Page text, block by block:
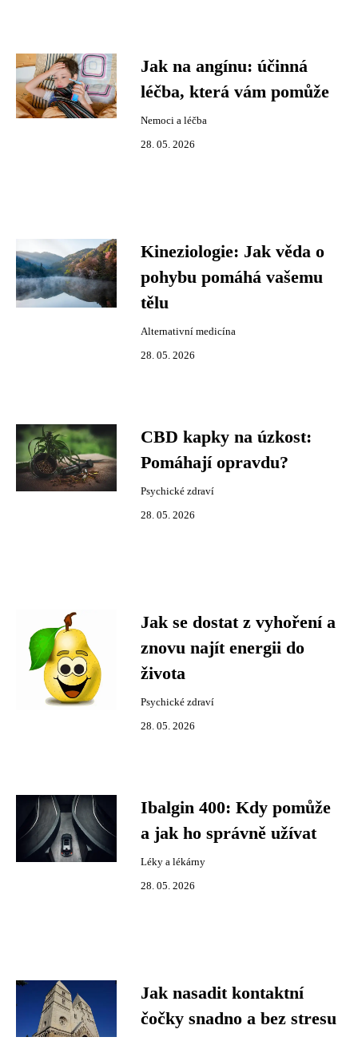
Jak na angínu: účinná
léčba, která vám pomůže
Nemoci a léčba
28. 05. 2026
Kineziologie: Jak věda o
pohybu pomáhá vašemu
tělu
Alternativní medicína
28. 05. 2026
CBD kapky na úzkost:
Pomáhají opravdu?
Psychické zdraví
28. 05. 2026
Jak se dostat z vyhoření a
znovu najít energii do
života
Psychické zdraví
28. 05. 2026
Ibalgin 400: Kdy pomůže
a jak ho správně užívat
Léky a lékárny
28. 05. 2026
Jak nasadit kontaktní
čočky snadno a bez stresu